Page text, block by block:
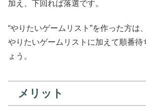
加え、下回れば落選です。
“やりたいゲームリスト”を作った方は
やりたいゲームリストに加えて順番待
ょう。
メリット